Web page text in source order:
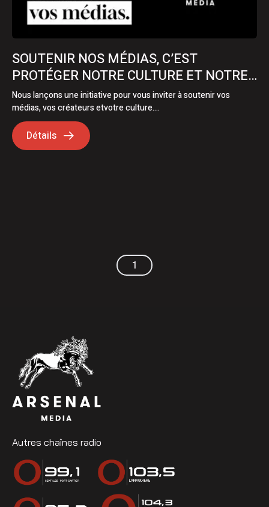
SOUTENIR NOS MÉDIAS, C’EST
PROTÉGER NOTRE CULTURE ET NOTRE
ÉCONOMIE
Nous lançons une initiative pour vous inviter à soutenir vos
médias, vos créateurs etvotre culture….
Détails
1
Autres chaînes radio